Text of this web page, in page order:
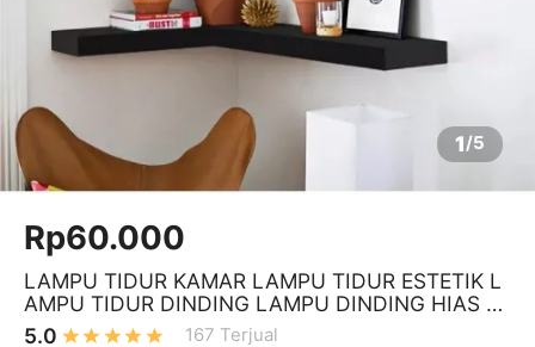
1/5
Rp60.000
LAMPU TIDUR KAMAR LAMPU TIDUR ESTETIK L
AMPU TIDUR DINDING LAMPU DINDING HIAS L
AMPU DINDING MINIMALIS LAMPU DINDING KA
5.0 167 Terjual